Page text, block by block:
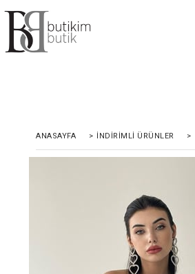
ANASAYFA > İNDIRIMLI ÜRÜNLER >